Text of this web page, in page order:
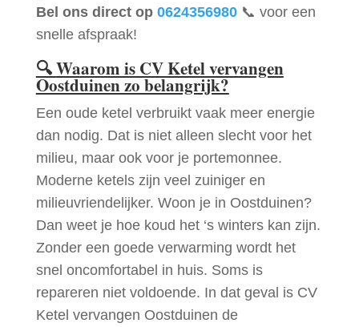
Bel ons direct op 0624356980📞 voor een
snelle afspraak!
🔍Waarom is CV Ketel vervangen
Oostduinen zo belangrijk?
Een oude ketel verbruikt vaak meer energie
dan nodig. Dat is niet alleen slecht voor het
milieu, maar ook voor je portemonnee.
Moderne ketels zijn veel zuiniger en
milieuvriendelijker. Woon je in Oostduinen?
Dan weet je hoe koud het ‘s winters kan zijn.
Zonder een goede verwarming wordt het
snel oncomfortabel in huis. Soms is
repareren niet voldoende. In dat geval is CV
Ketel vervangen Oostduinen de